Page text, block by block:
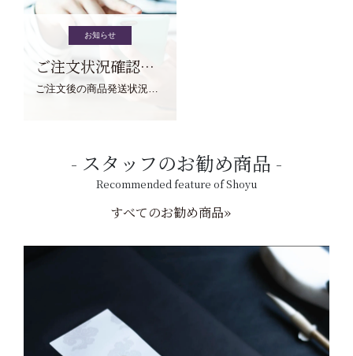
お知らせ
ご注文状況確認について
ご注文後の商品発送状況については、こちらからご確認くださいませ。
スタッフのお勧め商品
Recommended feature of Shoyu
すべてのお勧め商品»